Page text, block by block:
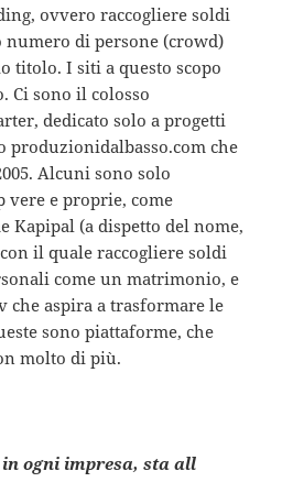
ovvero raccogliere soldi
di persone (crowd)
titolo. I siti a questo scopo
Ci sono il colosso
dedicato solo a progetti
produzionidalbasso.com che
Alcuni sono solo
vere e proprie, come
Kapipal (a dispetto del nome,
il quale raccogliere soldi
come un matrimonio, e
che aspira a trasformare le
sono piattaforme, che
molto di più.
in ogni impresa, sta all